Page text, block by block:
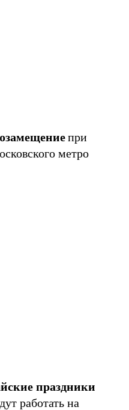
при
метро
праздники
работать на